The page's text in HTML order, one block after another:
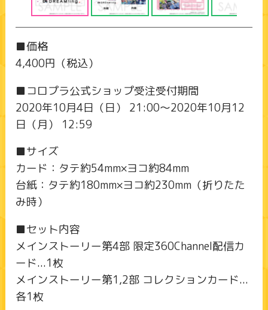
■価格
4,400円（税込）
■コロプラ公式ショップ受注受付期間
2020年10月4日（日） 21:00～2020年10月12
日（月） 12:59
■サイズ
カード：タテ約54mm×ヨコ約84mm
台紙：タテ約180mm×ヨコ約230mm（折りたた
み時）
■セット内容
メインストーリー第4部 限定360Channel配信カ
ード...1枚
メインストーリー第1,2部 コレクションカード...
各1枚